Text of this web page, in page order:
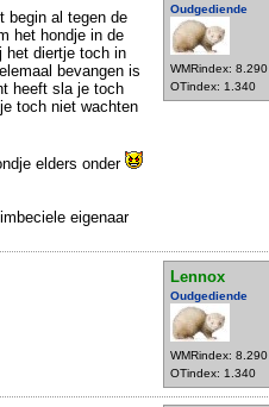
Oudgediende
WMRindex: 8.290
OTindex: 1.340
begin al tegen de
het hondje in de
het diertje toch in
bevangen is
heeft sla je toch
toch niet wachten
elders onder
eigenaar
Lennox
Oudgediende
WMRindex: 8.290
OTindex: 1.340